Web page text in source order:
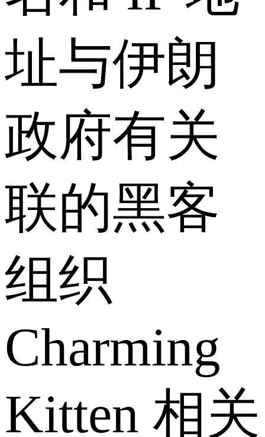
址与伊朗
政府有关
联的黑客
组织
Charming
Kitten 相关